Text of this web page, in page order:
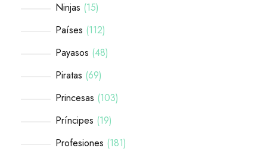
Ninjas 15
Países 112
Payasos 48
Piratas 69
Princesas 103
Príncipes 19
Profesiones 181